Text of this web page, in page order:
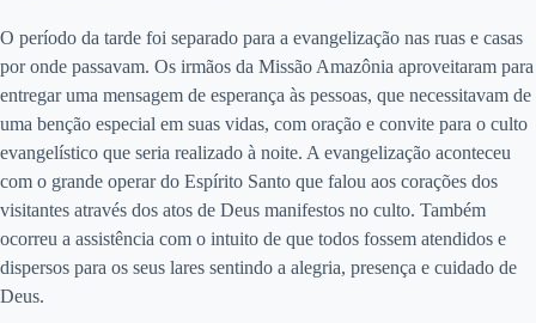
O período da tarde foi separado para a evangelização nas ruas e casas
por onde passavam. Os irmãos da Missão Amazônia aproveitaram para
entregar uma mensagem de esperança às pessoas, que necessitavam de
uma benção especial em suas vidas, com oração e convite para o culto
evangelístico que seria realizado à noite. A evangelização aconteceu
com o grande operar do Espírito Santo que falou aos corações dos
visitantes através dos atos de Deus manifestos no culto. Também
ocorreu a assistência com o intuito de que todos fossem atendidos e
dispersos para os seus lares sentindo a alegria, presença e cuidado de
Deus.